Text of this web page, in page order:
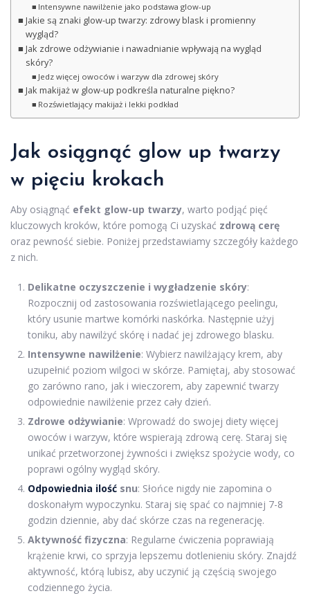
Intensywne nawilżenie jako podstawa glow-up
Jakie są znaki glow-up twarzy: zdrowy blask i promienny
wygląd?
Jak zdrowe odżywianie i nawadnianie wpływają na wygląd
skóry?
Jedz więcej owoców i warzyw dla zdrowej skóry
Jak makijaż w glow-up podkreśla naturalne piękno?
Rozświetlający makijaż i lekki podkład
Jak osiągnąć glow up twarzy
w pięciu krokach
Aby osiągnąć efekt glow-up twarzy, warto podjąć pięć
kluczowych kroków, które pomogą Ci uzyskać zdrową cerę
oraz pewność siebie. Poniżej przedstawiamy szczegóły każdego
z nich.
Delikatne oczyszczenie i wygładzenie skóry:
Rozpocznij od zastosowania rozświetlającego peelingu,
który usunie martwe komórki naskórka. Następnie użyj
toniku, aby nawilżyć skórę i nadać jej zdrowego blasku.
Intensywne nawilżenie: Wybierz nawilżający krem, aby
uzupełnić poziom wilgoci w skórze. Pamiętaj, aby stosować
go zarówno rano, jak i wieczorem, aby zapewnić twarzy
odpowiednie nawilżenie przez cały dzień.
Zdrowe odżywianie: Wprowadź do swojej diety więcej
owoców i warzyw, które wspierają zdrową cerę. Staraj się
unikać przetworzonej żywności i zwiększ spożycie wody, co
poprawi ogólny wygląd skóry.
Odpowiednia ilość snu: Słońce nigdy nie zapomina o
doskonałym wypoczynku. Staraj się spać co najmniej 7-8
godzin dziennie, aby dać skórze czas na regenerację.
Aktywność fizyczna: Regularne ćwiczenia poprawiają
krążenie krwi, co sprzyja lepszemu dotlenieniu skóry. Znajdź
aktywność, którą lubisz, aby uczynić ją częścią swojego
codziennego życia.